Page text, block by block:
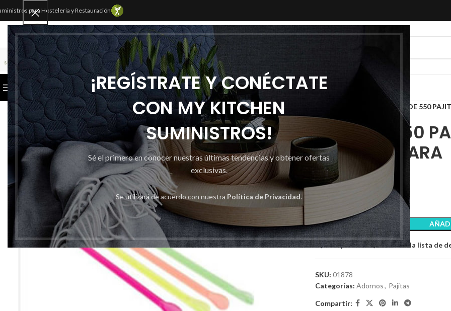
¡REGÍSTRATE Y CONÉCTATE
CON MY KITCHEN
SUMINISTROS!
Sé el primero en conocer nuestras últimas tendencias y obtener ofertas
exclusivas.
Se utilizará de acuerdo con nuestra Política de Privacidad.
para Hostelería y Restauración
SELECCIONAR CATEGORÍA
CATEGORÍAS INICIOTIENDACONTACTAR
CAJA DE 550
CAJA DE 550
CON CUCHARA
5,09€
Comparar Añadir a la lista de
SKU: 01878
Categorías: Adornos, Pajitas
Compartir: